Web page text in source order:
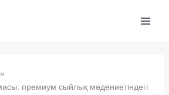
премиум сыйлық мәдениетіндегі